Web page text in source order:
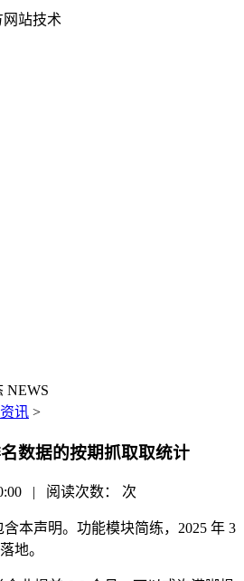
网站技术
NEWS
讯 >
数据的按期抓取取统计
| 阅读次数： 次
声明。功能模块简练，2025 年 3
地。